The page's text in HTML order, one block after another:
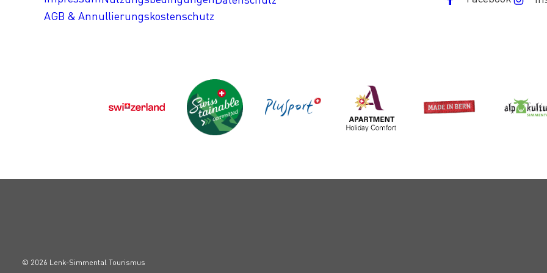
AGB & Annullierungskostenschutz
© 2026 Lenk-Simmental Tourismus